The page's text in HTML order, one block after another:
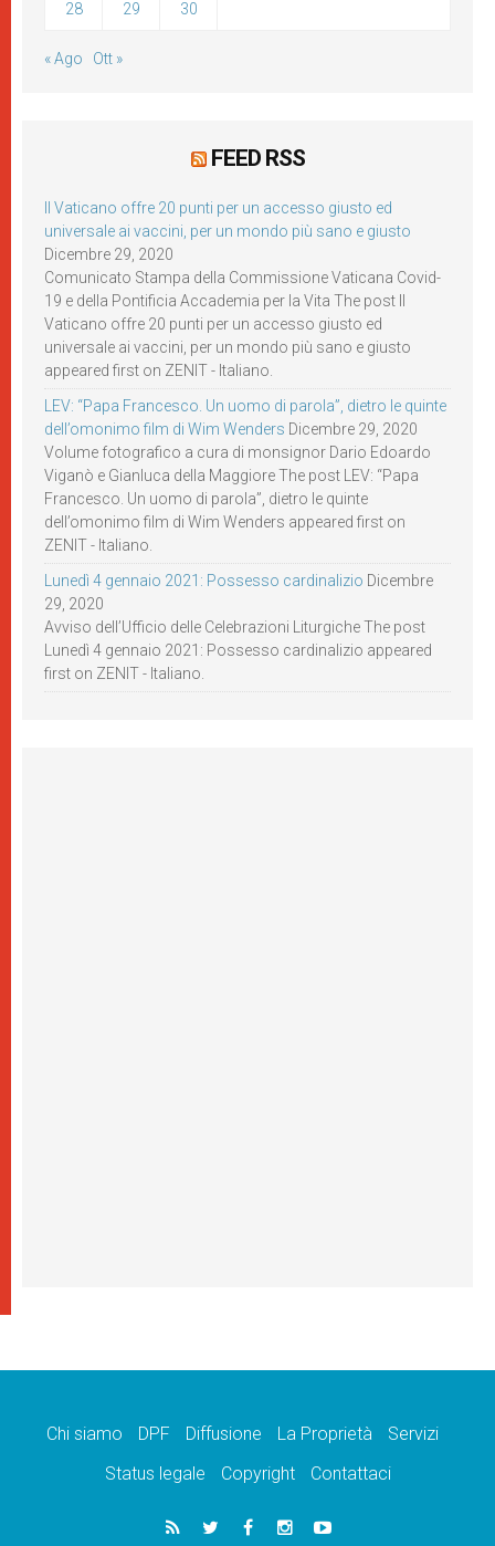
28 29 30
« Ago Ott »
FEED RSS
Il Vaticano offre 20 punti per un accesso giusto ed
universale ai vaccini, per un mondo più sano e giusto
Dicembre 29, 2020
Comunicato Stampa della Commissione Vaticana Covid-
19 e della Pontificia Accademia per la Vita The post Il
Vaticano offre 20 punti per un accesso giusto ed
universale ai vaccini, per un mondo più sano e giusto
appeared first on ZENIT - Italiano.
LEV: “Papa Francesco. Un uomo di parola”, dietro le quinte
dell’omonimo film di Wim Wenders Dicembre 29, 2020
Volume fotografico a cura di monsignor Dario Edoardo
Viganò e Gianluca della Maggiore The post LEV: “Papa
Francesco. Un uomo di parola”, dietro le quinte
dell’omonimo film di Wim Wenders appeared first on
ZENIT - Italiano.
Lunedì 4 gennaio 2021: Possesso cardinalizio Dicembre
29, 2020
Avviso dell’Ufficio delle Celebrazioni Liturgiche The post
Lunedì 4 gennaio 2021: Possesso cardinalizio appeared
first on ZENIT - Italiano.
Chi siamo DPF Diffusione La Proprietà
Servizi
Status legale
Copyright Contattaci